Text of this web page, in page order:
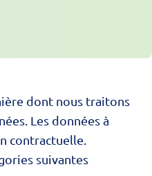
dont nous traitons
Les données à
contractuelle.
suivantes